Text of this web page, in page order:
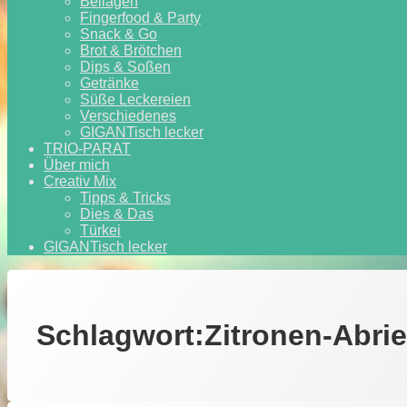
Fingerfood & Party
Snack & Go
Brot & Brötchen
Dips & Soßen
Getränke
Süße Leckereien
Verschiedenes
GIGANTisch lecker
TRIO-PARAT
Über mich
Creativ Mix
Tipps & Tricks
Dies & Das
Türkei
GIGANTisch lecker
Schlagwort:Zitronen-